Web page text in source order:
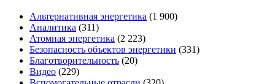
Альтернативная энергетика (1 900)
Аналитика (311)
Атомная энергетика (2 223)
Безопасность объектов энергетики (331)
Благотворительность (20)
Видео (229)